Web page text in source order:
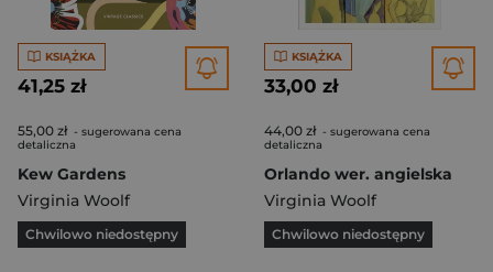
KSIĄŻKA
41,25 zł
55,00 zł - sugerowana cena
detaliczna
Kew Gardens
Virginia Woolf
Chwilowo niedostępny
KSIĄŻKA
33,00 zł
44,00 zł - sugerowana cena
detaliczna
Orlando wer. angielska
Virginia Woolf
Chwilowo niedostępny